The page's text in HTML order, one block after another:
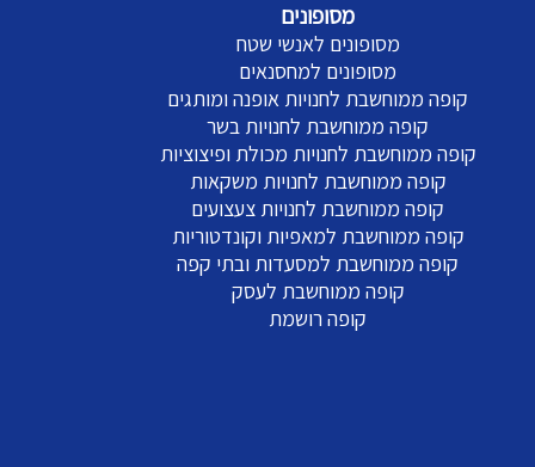
מסופונים
מסופונים לאנשי שטח
מסופונים למחסנאים
קופה ממוחשבת לחנויות אופנה ומותגים
קופה ממוחשבת לחנויות בשר
קופה ממוחשבת לחנויות מכולת ופיצוציות
קופה ממוחשבת לחנויות משקאות
קופה ממוחשבת לחנויות צעצועים
קופה ממוחשבת למאפיות וקונדטוריות
קופה ממוחשבת למסעדות ובתי קפה
קופה ממוחשבת לעסק
קופה רושמת